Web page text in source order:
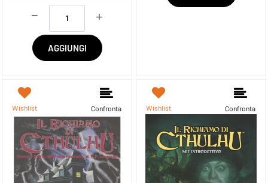
AGGIUNGI
Wishlist Confronta Wishlist Confronta